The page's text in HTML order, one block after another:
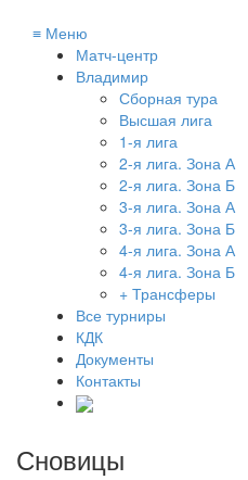
≡ Меню
Матч-центр
Владимир
Сборная тура
Высшая лига
1-я лига
2-я лига. Зона А
2-я лига. Зона Б
3-я лига. Зона А
3-я лига. Зона Б
4-я лига. Зона А
4-я лига. Зона Б
+ Трансферы
Все турниры
КДК
Документы
Контакты
Сновицы